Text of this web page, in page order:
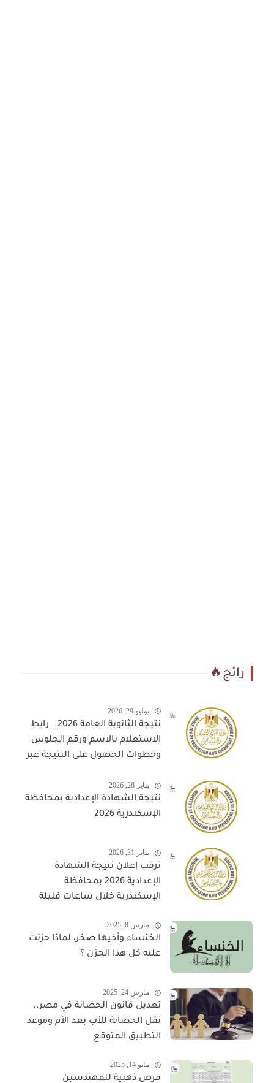
رائج🔥
يوليو 29, 2026
نتيجة الثانوية العامة 2026.. رابط
الاستعلام بالاسم ورقم الجلوس
وخطوات الحصول على النتيجة عبر
يناير 28, 2026
نتيجة الشهادة الإعدادية بمحافظة
الإسكندرية 2026
يناير 31, 2026
ترقب إعلان نتيجة الشهادة
الإعدادية 2026 بمحافظة
الإسكندرية خلال ساعات قليلة
مارس 8, 2025
الخنساء وأخيها صخر، لماذا حزنت
عليه كل هذا الحزن ؟
مارس 24, 2025
تعديل قانون الحضانة في مصر..
نقل الحضانة للأب بعد الأم وموعد
التطبيق المتوقع
مايو 14, 2025
فرص ذهبية للمهندسين